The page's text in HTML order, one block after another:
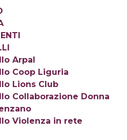
Arpal
Coop Liguria
Lions Club
Collaborazione Donna
Violenza in rete